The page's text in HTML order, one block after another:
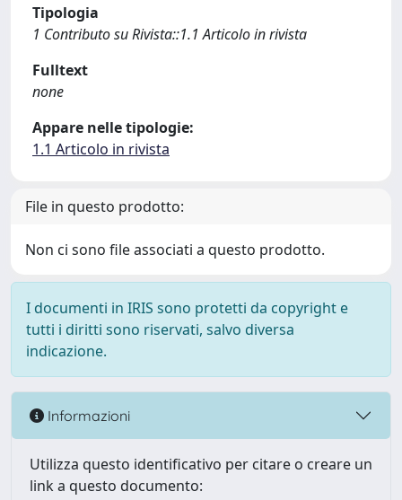
Tipologia
1 Contributo su Rivista::1.1 Articolo in rivista
Fulltext
none
Appare nelle tipologie:
1.1 Articolo in rivista
File in questo prodotto:
Non ci sono file associati a questo prodotto.
I documenti in IRIS sono protetti da copyright e
tutti i diritti sono riservati, salvo diversa
indicazione.
Informazioni
Utilizza questo identificativo per citare o creare un
link a questo documento: